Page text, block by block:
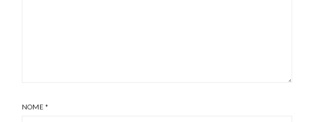
NOME *